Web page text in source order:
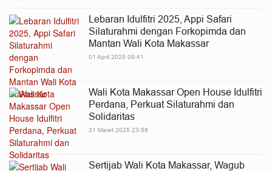
Lebaran Idulfitri 2025, Appi Safari
Silaturahmi dengan Forkopimda dan
Mantan Wali Kota Makassar
01 April 2025 09:41
Wali Kota Makassar Open House Idulfitri
Perdana, Perkuat Silaturahmi dan
Solidaritas
31 Maret 2025 23:58
Sertijab Wali Kota Makassar, Wagub